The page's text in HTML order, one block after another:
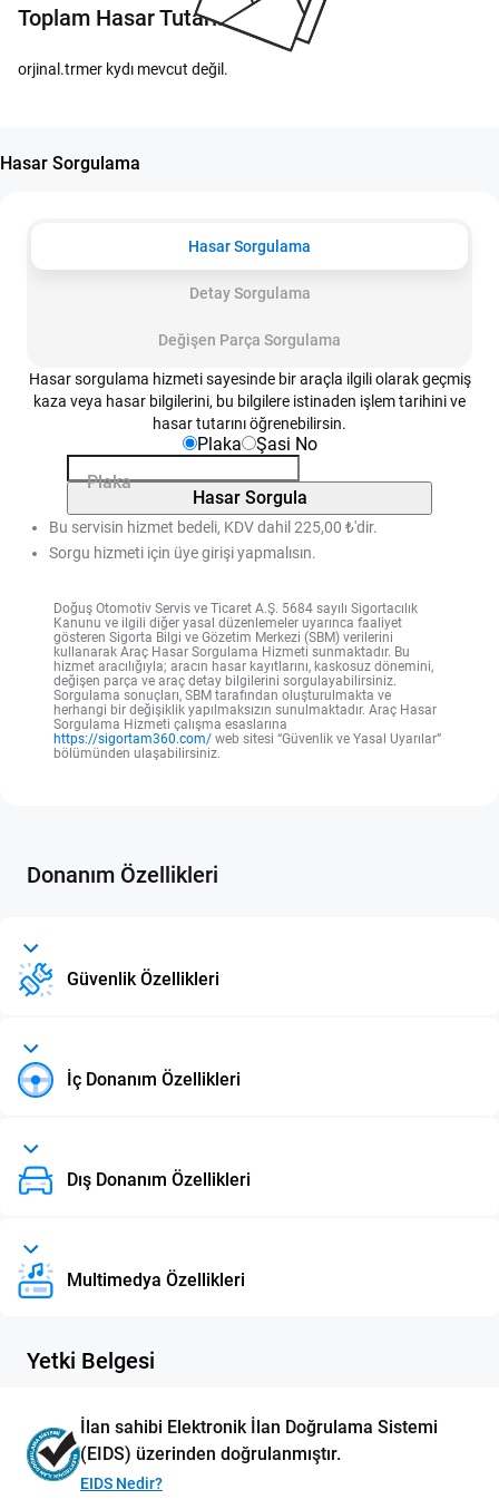
Toplam Hasar Tutarı:
orjinal.trmer kydı mevcut değil.
Hasar Sorgulama
Hasar Sorgulama
Detay Sorgulama
Değişen Parça Sorgulama
Hasar sorgulama hizmeti sayesinde bir araçla ilgili olarak geçmiş
kaza veya hasar bilgilerini, bu bilgilere istinaden işlem tarihini ve
hasar tutarını öğrenebilirsin.
Plaka
Şasi No
Plaka
Hasar Sorgula
Bu servisin hizmet bedeli, KDV dahil 225,00 ₺'dir.
Sorgu hizmeti için üye girişi yapmalısın.
Doğuş Otomotiv Servis ve Ticaret A.Ş. 5684 sayılı Sigortacılık
Kanunu ve ilgili diğer yasal düzenlemeler uyarınca faaliyet
gösteren Sigorta Bilgi ve Gözetim Merkezi (SBM) verilerini
kullanarak Araç Hasar Sorgulama Hizmeti sunmaktadır. Bu
hizmet aracılığıyla; aracın hasar kayıtlarını, kaskosuz dönemini,
değişen parça ve araç detay bilgilerini sorgulayabilirsiniz.
Sorgulama sonuçları, SBM tarafından oluşturulmakta ve
herhangi bir değişiklik yapılmaksızın sunulmaktadır. Araç Hasar
Sorgulama Hizmeti çalışma esaslarına
https://sigortam360.com/ web sitesi “Güvenlik ve Yasal Uyarılar”
bölümünden ulaşabilirsiniz.
Donanım Özellikleri
Güvenlik Özellikleri
İç Donanım Özellikleri
Dış Donanım Özellikleri
Multimedya Özellikleri
Yetki Belgesi
İlan sahibi Elektronik İlan Doğrulama Sistemi
(EIDS) üzerinden doğrulanmıştır.
EIDS Nedir?